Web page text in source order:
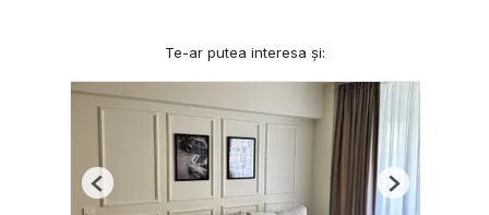
Te-ar putea interesa și:
Previous Next